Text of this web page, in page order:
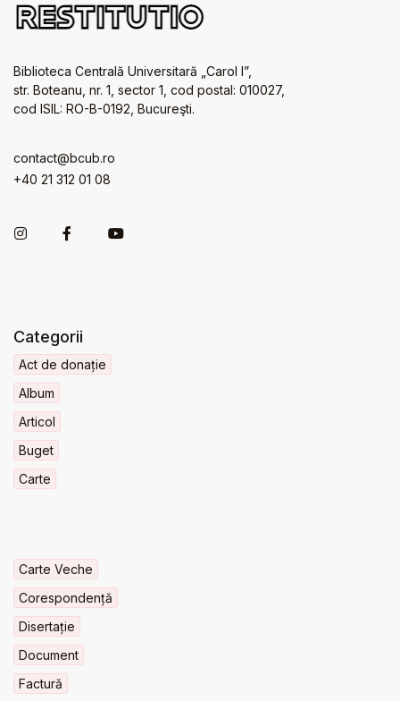
Biblioteca Centrală Universitară „Carol I”,
str. Boteanu, nr. 1, sector 1, cod postal: 010027,
cod ISIL: RO-B-0192, Bucureşti.
contact@bcub.ro
+40 21 312 01 08
Categorii
Act de donație
Album
Articol
Buget
Carte
Carte Veche
Corespondență
Disertație
Document
Factură